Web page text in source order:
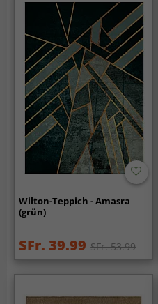
Wilton-Teppich - Amasra
(grün)
SFr. 39.99 SFr. 53.99